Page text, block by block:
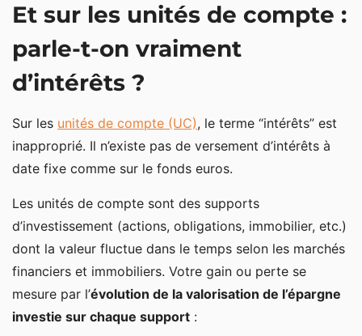
Et sur les unités de compte :
parle-t-on vraiment
d’intérêts ?
Sur les unités de compte (UC), le terme “intérêts” est
inapproprié. Il n’existe pas de versement d’intérêts à
date fixe comme sur le fonds euros.
Les unités de compte sont des supports
d’investissement (actions, obligations, immobilier, etc.)
dont la valeur fluctue dans le temps selon les marchés
financiers et immobiliers. Votre gain ou perte se
mesure par l’évolution de la valorisation de l’épargne
investie sur chaque support :